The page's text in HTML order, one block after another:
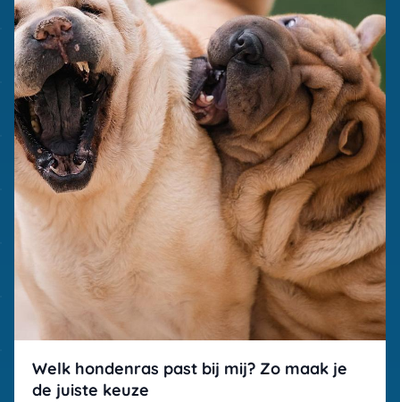
Welk hondenras past bij mij? Zo maak je
de juiste keuze